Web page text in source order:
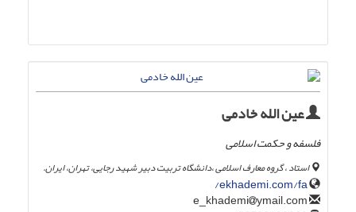
عین الله خادمی
فلسفه و حکمت اسلامی
استاد ، گروه معارف اسلامی ،دانشگاه تربیت دبیر شهید رجایی، تهران، ایران.
ekhademi.com/fa/
ymail.com